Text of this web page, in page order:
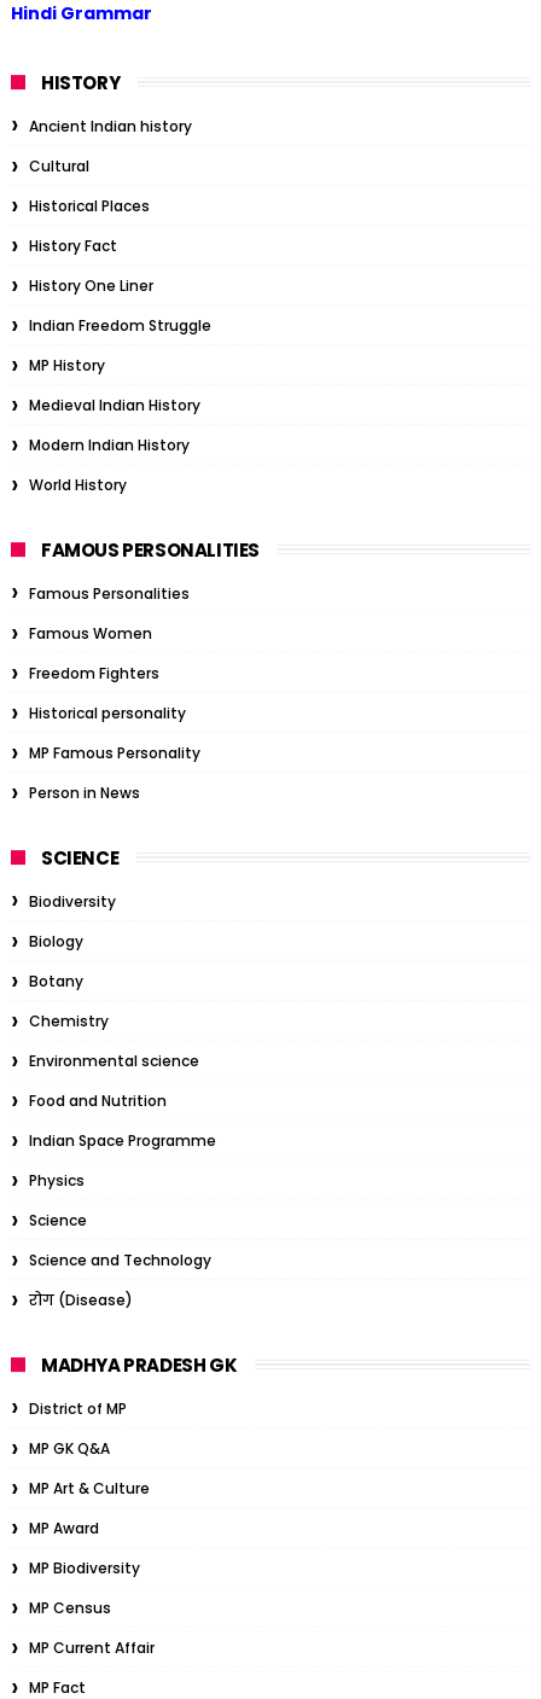
Hindi Grammar
HISTORY
Ancient Indian history
Cultural
Historical Places
History Fact
History One Liner
Indian Freedom Struggle
MP History
Medieval Indian History
Modern Indian History
World History
FAMOUS PERSONALITIES
Famous Personalities
Famous Women
Freedom Fighters
Historical personality
MP Famous Personality
Person in News
SCIENCE
Biodiversity
Biology
Botany
Chemistry
Environmental science
Food and Nutrition
Indian Space Programme
Physics
Science
Science and Technology
रोग (Disease)
MADHYA PRADESH GK
District of MP
MP GK Q&A
MP Art & Culture
MP Award
MP Biodiversity
MP Census
MP Current Affair
MP Fact